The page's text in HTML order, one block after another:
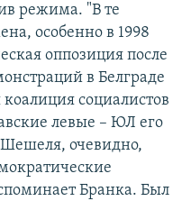
режима. "В те
особенно в 1998
оппозиция после
в Белграде
социалистов
левые – ЮЛ его
очевидно,
Бранка. Был